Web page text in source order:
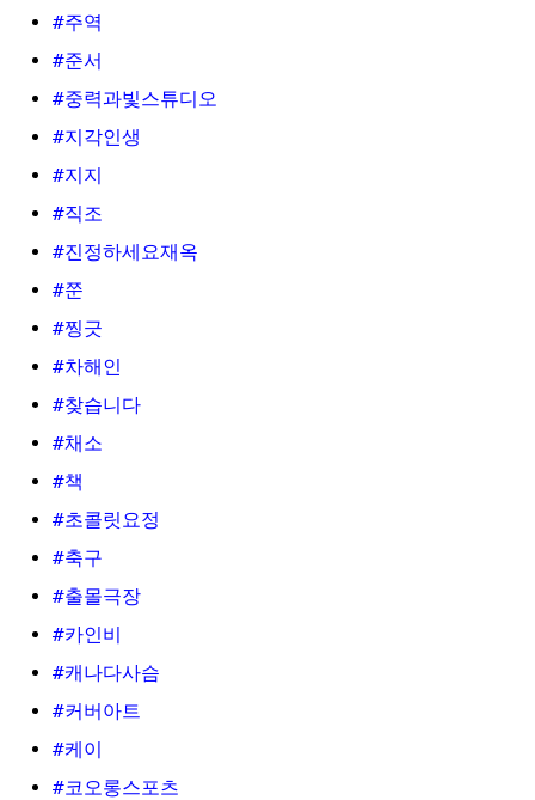
#주역
#준서
#중력과빛스튜디오
#지각인생
#지지
#직조
#진정하세요재옥
#쭌
#찡긋
#차해인
#찾습니다
#채소
#책
#초콜릿요정
#축구
#출몰극장
#카인비
#캐나다사슴
#커버아트
#케이
#코오롱스포츠